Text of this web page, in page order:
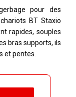
pour des
BT Staxio
rapides, souples
bras supports, ils
et pentes.